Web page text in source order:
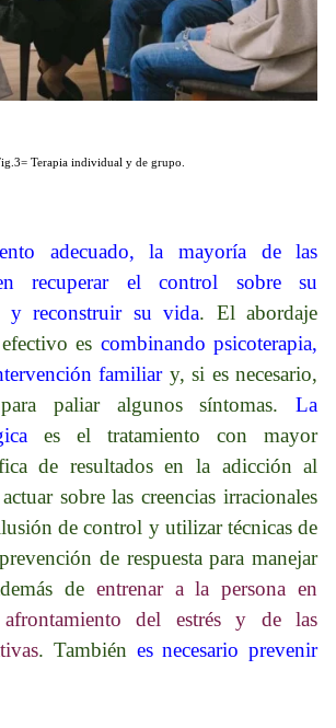
Terapia individual y de grupo.
adecuado, la mayoría de las
recuperar el control sobre su
y reconstruir su vida. El abordaje
es combinando psicoterapia,
familiary, si es necesario,
para paliar algunos síntomas.La
es el tratamiento con mayor
de resultados en la adicción al
sobre las creencias irracionales
de control y utilizar técnicas de
de respuesta para manejar
de entrenar a la persona en
del estrés y de las
. También es necesario prevenir